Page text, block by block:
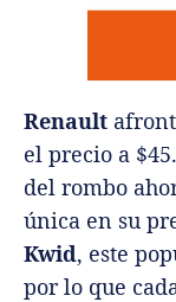
Renault
el precio a
del rombo
única en su
Kwid, este
por lo que